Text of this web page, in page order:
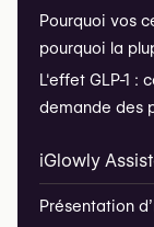
Pourquoi vos
pourquoi la
L'effet GLP-1 :
demande des
iGlowly
Présentation